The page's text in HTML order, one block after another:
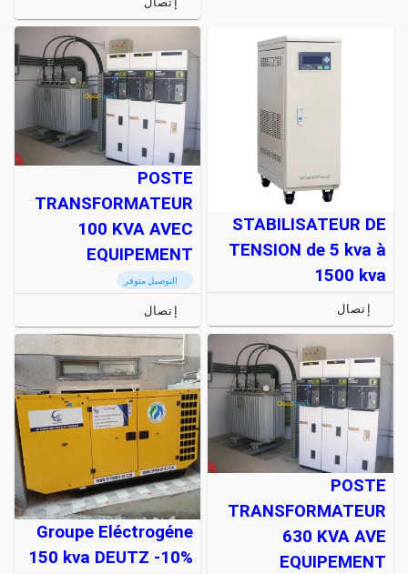
STABILISATEUR DE
TENSION de 5 kva à
1500 kva
إتصال
POSTE
TRANSFORMATEUR
100 KVA AVEC
EQUIPEMENT
التوصيل متوفر
إتصال
POSTE
TRANSFORMATEUR
630 KVA AVE
EQUIPEMENT
Groupe Eléctrogéne
150 kva DEUTZ -10%